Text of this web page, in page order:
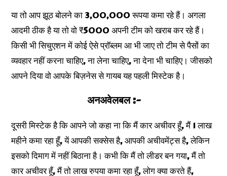
या तो आप झूठ बोलने का 3,00,000 रूपया कमा रहे हैं। अगला
आदमी ठीक है या तो वो ₹5000 अपनी टीम को खराब कर रहे हैं।
किसी भी सिचुएशन में कोई ऐसे प्रॉब्लम आ भी जाए तो टीम से पैसों का
व्यवहार नहीं करना चाहिए, ना लेना चाहिए, ना देना भी चाहिए। जीसको
आपने दिया वो आपके बिज़नेस से गायब यह पहली मिस्टेक है।
अनअवेलबल :-
दूसरी मिस्टेक है कि आपने जो कहा ना कि मैं कार अचीवर हूँ, मैं 1 लाख
महीने कमा रहा हूँ, यें आपकी सक्सेस है, आपकी अचीवमेंट्स है, लेकिन
इसको दिमाग में नहीं बिठाना है। कभी कि मैं तो लीडर बन गया, मैं तो
कार अचीवर हूँ, मैं तो लाख रुपया कमा रहा हूँ, लोग क्या करते हैं,